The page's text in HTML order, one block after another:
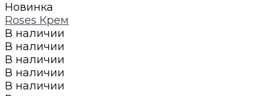
Новинка
Roses Крем
В наличии
В наличии
В наличии
В наличии
В наличии